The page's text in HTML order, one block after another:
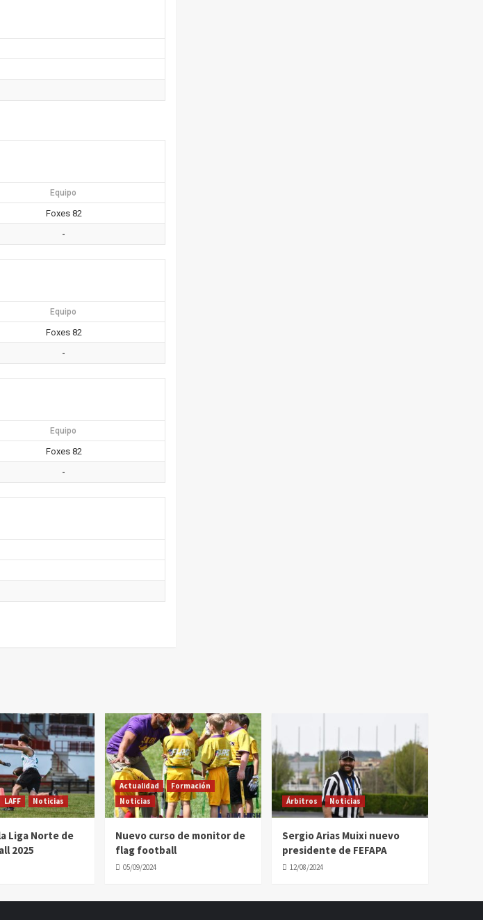
Equipo
Foxes 82
-
Equipo
Foxes 82
-
Equipo
Foxes 82
-
LAFF Noticias
Liga Norte de
2025
Actualidad
Formación
Noticias
Nuevo curso de monitor de
flag football
05/09/2024
Árbitros Noticias
Sergio Arias Muixi nuevo
presidente de FEFAPA
12/08/2024